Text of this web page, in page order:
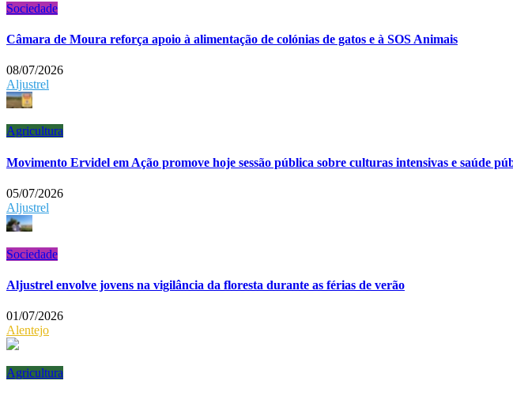
Sociedade
Câmara de Moura reforça apoio à alimentação de colónias de gatos e à SOS Animais
08/07/2026
Aljustrel
Agricultura
Movimento Ervidel em Ação promove hoje sessão pública sobre culturas intensivas e saúde
05/07/2026
Aljustrel
Sociedade
Aljustrel envolve jovens na vigilância da floresta durante as férias de verão
01/07/2026
Alentejo
Agricultura